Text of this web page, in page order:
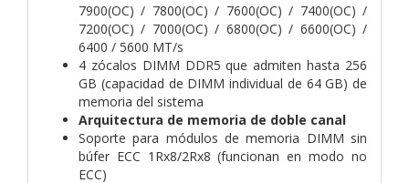
7900(OC) / 7800(OC) / 7600(OC) / 7400(OC) /
7200(OC) / 7000(OC) / 6800(OC) / 6600(OC) /
6400 / 5600 MT/s
4 zócalos DIMM DDR5 que admiten hasta 256
GB (capacidad de DIMM individual de 64 GB) de
memoria del sistema
Arquitectura de memoria de doble canal
Soporte para módulos de memoria DIMM sin
búfer ECC 1Rx8/2Rx8 (funcionan en modo no
ECC)